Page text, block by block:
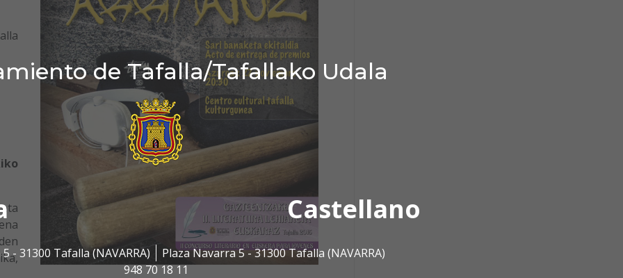
de Tafalla/Tafallako Udala
Castellano
- 31300 Tafalla (NAVARRA)
Plaza Navarra 5 - 31300 Tafalla (NAVARRA)
948 70 18 11